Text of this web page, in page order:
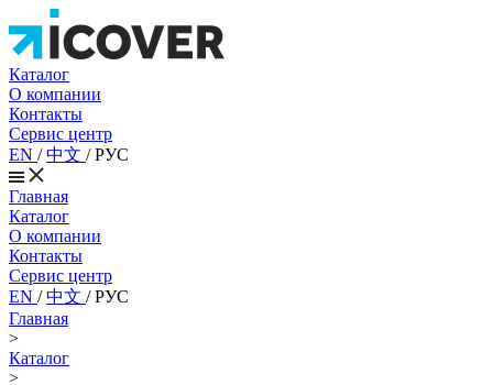
Каталог
О компании
Контакты
Сервис центр
EN /中文 /РУС
Главная
Каталог
О компании
Контакты
Сервис центр
EN /中文 /РУС
Главная
>
Каталог
>